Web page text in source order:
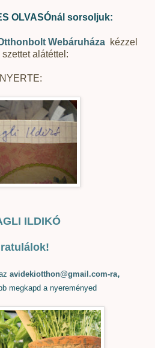
OLVASÓnál sorsoljuk:
Webáruháza kézzel
alátéttel:
NYERTE:
ILDIKÓ
avidekiotthon@gmail.com-ra,
megkapd a nyereményed